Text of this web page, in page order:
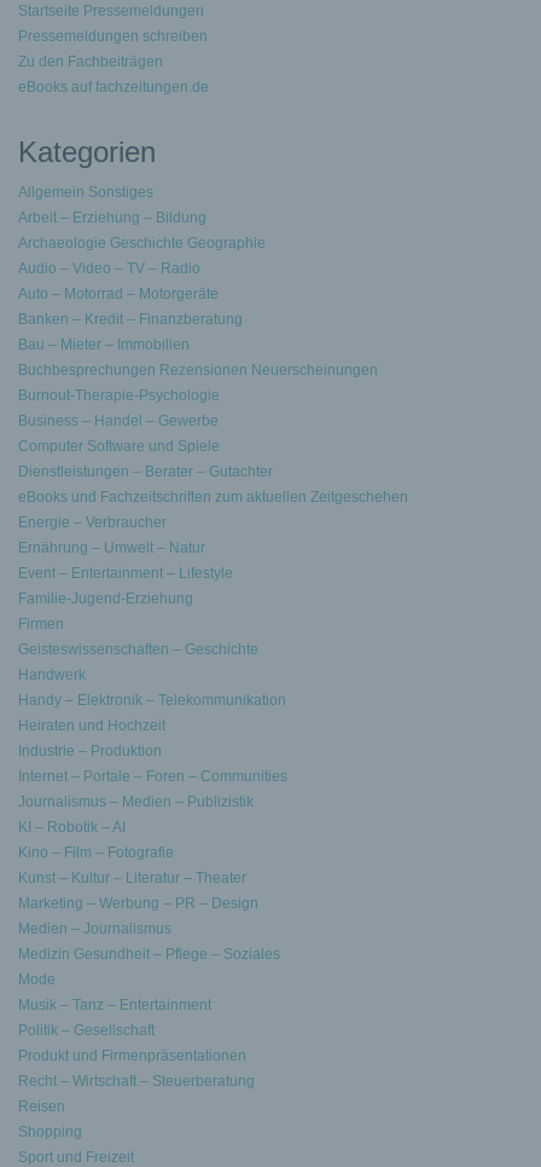
Startseite Pressemeldungen
Pressemeldungen schreiben
Zu den Fachbeiträgen
eBooks auf fachzeitungen.de
Kategorien
Allgemein Sonstiges
Arbeit – Erziehung – Bildung
Archaeologie Geschichte Geographie
Audio – Video – TV – Radio
Auto – Motorrad – Motorgeräte
Banken – Kredit – Finanzberatung
Bau – Mieter – Immobilien
Buchbesprechungen Rezensionen Neuerscheinungen
Burnout-Therapie-Psychologie
Business – Handel – Gewerbe
Computer Software und Spiele
Dienstleistungen – Berater – Gutachter
eBooks und Fachzeitschriften zum aktuellen Zeitgeschehen
Energie – Verbraucher
Ernährung – Umwelt – Natur
Event – Entertainment – Lifestyle
Familie-Jugend-Erziehung
Firmen
Geisteswissenschaften – Geschichte
Handwerk
Handy – Elektronik – Telekommunikation
Heiraten und Hochzeit
Industrie – Produktion
Internet – Portale – Foren – Communities
Journalismus – Medien – Publizistik
KI – Robotik – AI
Kino – Film – Fotografie
Kunst – Kultur – Literatur – Theater
Marketing – Werbung – PR – Design
Medien – Journalismus
Medizin Gesundheit – Pflege – Soziales
Mode
Musik – Tanz – Entertainment
Politik – Gesellschaft
Produkt und Firmenpräsentationen
Recht – Wirtschaft – Steuerberatung
Reisen
Shopping
Sport und Freizeit